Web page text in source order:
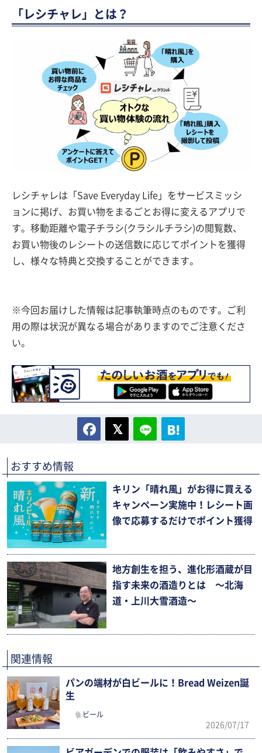
「レシチャレ」とは？
レシチャレは「Save Everyday Life」をサービスミッシ
ョンに掲げ、お買い物をまるごとお得に変えるアプリで
す。移動距離や電子チラシ(クラシルチラシ)の閲覧数、
お買い物後のレシートの送信数に応じてポイントを獲得
し、様々な特典と交換することができます。
※今回お届けした情報は記事執筆時点のものです。ご利
用の際は状況が異なる場合がありますのでご注意くださ
い。
おすすめ情報
キリン「晴れ風」がお得に買える
キャンペーン実施中！レシート画
像で応募するだけでポイント獲得
地方創生を担う、進化形酒蔵が目
指す未来の酒造りとは 〜北海
道・上川大雪酒造〜
関連情報
パンの端材が白ビールに！Bread Weizen誕
生
ビール
2026/07/17